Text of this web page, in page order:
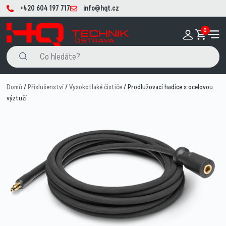
+420 604 197 717 info@hqt.cz
0
Domů /Příslušenství/Vysokotlaké čističe/ Prodlužovací hadice s ocelovou
výztuží